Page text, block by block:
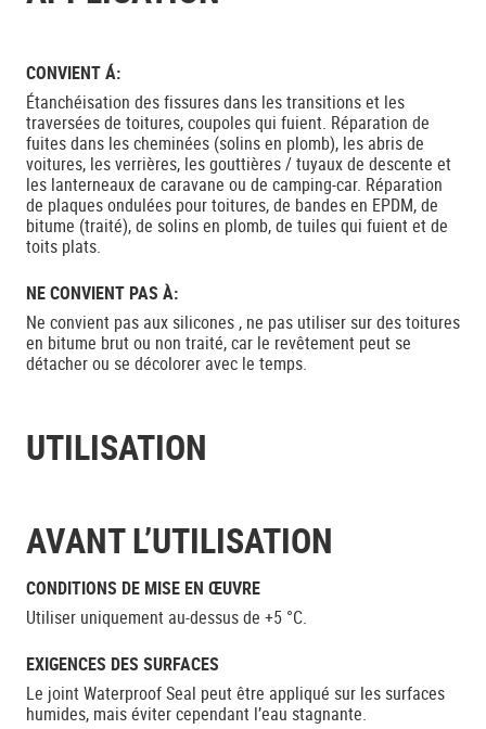
CONVIENT Á:
Étanchéisation des fissures dans les transitions et les
traversées de toitures, coupoles qui fuient. Réparation de
fuites dans les cheminées (solins en plomb), les abris de
voitures, les verrières, les gouttières / tuyaux de descente et
les lanterneaux de caravane ou de camping-car. Réparation
de plaques ondulées pour toitures, de bandes en EPDM, de
bitume (traité), de solins en plomb, de tuiles qui fuient et de
toits plats.
NE CONVIENT PAS À:
Ne convient pas aux silicones , ne pas utiliser sur des toitures
en bitume brut ou non traité, car le revêtement peut se
détacher ou se décolorer avec le temps.
UTILISATION
AVANT L’UTILISATION
CONDITIONS DE MISE EN ŒUVRE
Utiliser uniquement au-dessus de +5 °C.
EXIGENCES DES SURFACES
Le joint Waterproof Seal peut être appliqué sur les surfaces
humides, mais éviter cependant l’eau stagnante.